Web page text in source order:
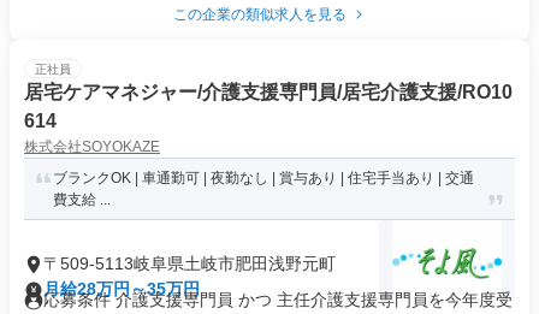
この企業の類似求人を見る
正社員
居宅ケアマネジャー/介護支援専門員/居宅介護支援/RO10
614
株式会社SOYOKAZE
ブランクOK | 車通勤可 | 夜勤なし | 賞与あり | 住宅手当あり | 交通
費支給 ...
〒509-5113岐阜県土岐市肥田浅野元町
月給28万円～35万円
応募条件 介護支援専門員 かつ 主任介護支援専門員を今年度受